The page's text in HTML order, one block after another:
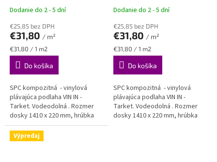
Dodanie do 2 - 5 dní
€25,85 bez DPH
€31,80 / m²
Jednotková
cena:
€31,80 / 1 m2
Do košíka
SPC kompozitná - vinylová
plávajúca podlaha VIN IN -
Tarket. Vodeodolná . Rozmer
dosky 1410 x 220 mm, hrúbka
5mm.
Dodanie do 2 - 5 dní
€25,85 bez DPH
€31,80 / m²
Jednotková
cena:
€31,80 / 1 m2
Do košíka
SPC kompozitná - vinylová
plávajúca podlaha VIN IN -
Tarket. Vodeodolná . Rozmer
dosky 1410 x 220 mm, hrúbka
Výpredaj